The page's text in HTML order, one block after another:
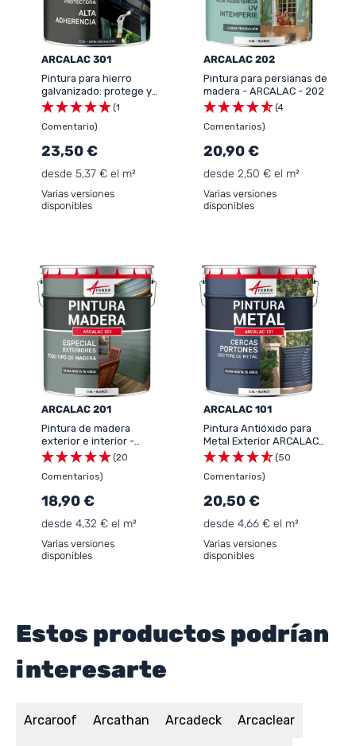
ARCALAC 301
Pintura para hierro
galvanizado: protege y
decora - ARCALAC 301
(1
Comentario)
23,50 €
desde 5,37 € el m²
Varias versiones
disponibles
ARCALAC 202
Pintura para persianas de
madera - ARCALAC - 202
(4
Comentarios)
20,90 €
desde 2,50 € el m²
Varias versiones
disponibles
ARCALAC 201
Pintura de madera
exterior e interior -
ARCALAC 201 (20
Comentarios)
18,90 €
desde 4,32 € el m²
Varias versiones
disponibles
ARCALAC 101
Pintura Antióxido para
Metal Exterior ARCALAC
101 - Protección
Duradera para Hierro y
Acero, Aplicación Directa
(50
Comentarios)
20,50 €
desde 4,66 € el m²
Varias versiones
disponibles
Estos productos podrían
interesarte
Arcaroof Arcathan Arcadeck Arcaclear